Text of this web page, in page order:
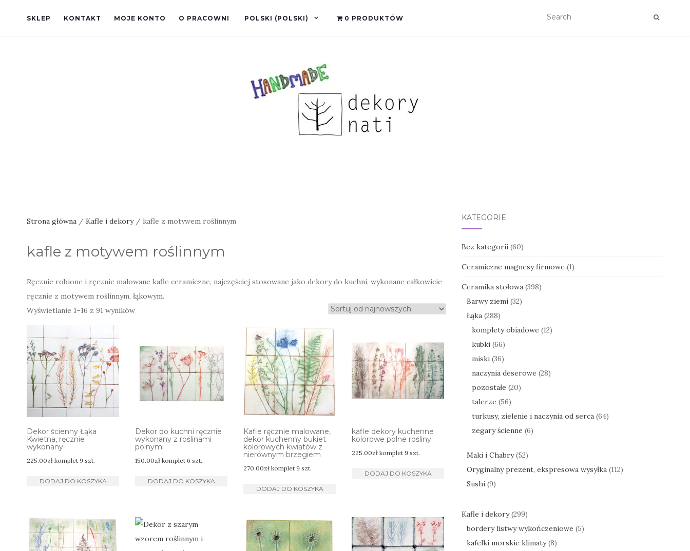
SKLEP KONTAKT MOJE KONTO O PRACOWNI POLSKI (POLSKI) 0 PRODUKTÓW
Strona główna / Kafle i dekory/ kafle z motywem roślinnym
kafle z motywem roślinnym
Ręcznie robione i ręcznie malowane kafle ceramiczne, najczęściej stosowane jako dekory do kuchni, wykonane całkowicie
ręcznie z motywem roślinnym, łąkowym.
Wyświetlanie 1–16 z 91 wynikówPosortowane
Dekor ścienny Łąka
Kwietna, ręcznie
wykonany
225.00zł komplet 9 szt.
DODAJ DO KOSZYKA
Dekor do kuchni ręcznie
wykonany z roślinami
polnymi
150.00zł komplet 6 szt.
DODAJ DO KOSZYKA
Kafle ręcznie malowane,
dekor kuchenny bukiet
kolorowych kwiatów z
nierównym brzegiem
270.00zł komplet 9 szt.
DODAJ DO KOSZYKA
kafle dekory kuchenne
kolorowe polne rośliny
225.00zł komplet 9 szt.
DODAJ DO KOSZYKA
KATEGORIE
Bez kategorii (60)
Ceramiczne magnesy firmowe (1)
Ceramika stołowa (398)
Barwy ziemi (32)
Łąka (288)
komplety obiadowe (12)
kubki (66)
miski (36)
naczynia deserowe (28)
pozostałe (20)
talerze (56)
turkusy, zielenie i naczynia od serca (64)
zegary ścienne (6)
Maki i Chabry (52)
Oryginalny prezent, ekspresowa wysyłka (112)
Sushi (9)
Kafle i dekory (299)
bordery listwy wykończeniowe (5)
kafelki morskie klimaty (8)